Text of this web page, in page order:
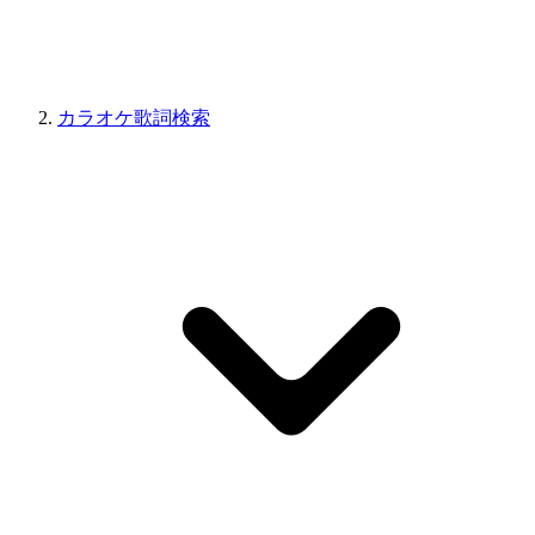
カラオケ歌詞検索